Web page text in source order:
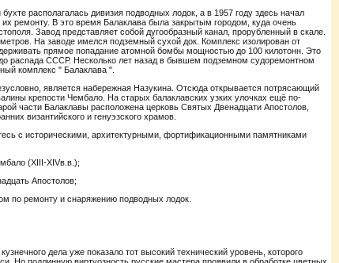
располагалась дивизия подводных лодок, а в 1957 году здесь начал
ремонту. В это время Балаклава была закрытым городом, куда очень
Завод представляет собой дугообразный канал, прорубленный в скале.
На заводе имелся подземный сухой док. Комплекс изолирован от
прямое попадание атомной бомбы мощностью до 100 килотонн. Это
распада СССР. Несколько лет назад в бывшем подземном судоремонтном
комплекс " Балаклава ".
является набережная Назукина. Отсюда открывается потрясающий
крепости Чембало. На старых балаклавских узких улочках ещё по-
части Балаклавы расположена церковь Святых Двенадцати Апостолов,
византийского и генуэзского храмов.
с историческими, архитектурными, фортификационными памятниками
(XIII-XIVв.в.);
Апостолов;
по ремонту и снаряжению подводных лодок.
дела уже показало тот высокий технический уровень, которого